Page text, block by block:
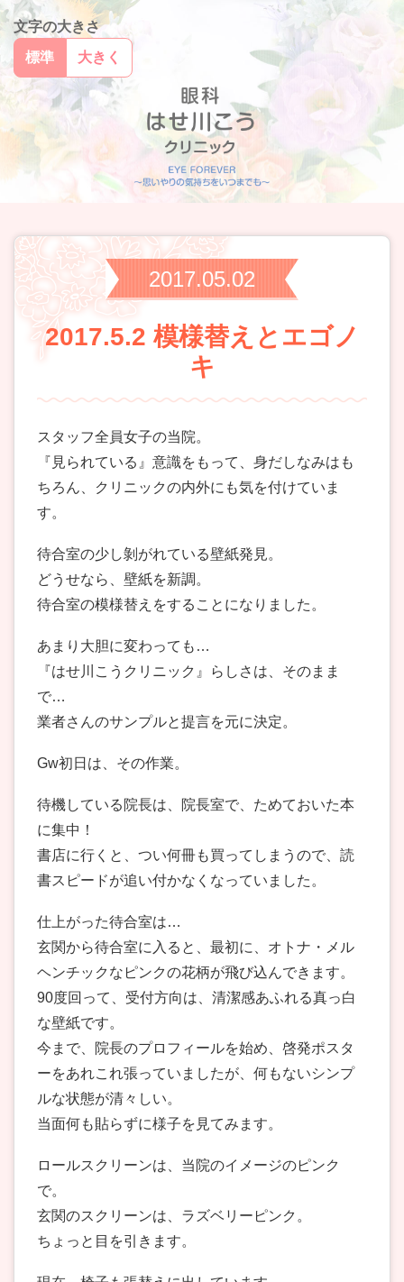
文字の大きさ
標準
大きく
2017.05.02
2017.5.2 模様替えとエゴノ
キ
スタッフ全員女子の当院。
『見られている』意識をもって、身だしなみはも
ちろん、クリニックの内外にも気を付けていま
す。
待合室の少し剝がれている壁紙発見。
どうせなら、壁紙を新調。
待合室の模様替えをすることになりました。
あまり大胆に変わっても…
『はせ川こうクリニック』らしさは、そのまま
で…
業者さんのサンプルと提言を元に決定。
Gw初日は、その作業。
待機している院長は、院長室で、ためておいた本
に集中！
書店に行くと、つい何冊も買ってしまうので、読
書スピードが追い付かなくなっていました。
仕上がった待合室は…
玄関から待合室に入ると、最初に、オトナ・メル
ヘンチックなピンクの花柄が飛び込んできます。
90度回って、受付方向は、清潔感あふれる真っ白
な壁紙です。
今まで、院長のプロフィールを始め、啓発ポスタ
ーをあれこれ張っていましたが、何もないシンプ
ルな状態が清々しい。
当面何も貼らずに様子を見てみます。
ロールスクリーンは、当院のイメージのピンク
で。
玄関のスクリーンは、ラズベリーピンク。
ちょっと目を引きます。